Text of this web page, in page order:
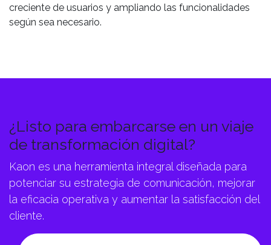
creciente de usuarios y ampliando las funcionalidades
según sea necesario.
¿Listo para embarcarse en un viaje
de transformación digital?
Kaon es una herramienta integral diseñada para
potenciar su estrategia de comunicación, mejorar
la eficacia operativa y aumentar la satisfacción del
cliente.